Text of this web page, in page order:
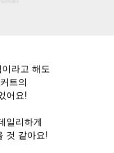
라고 해도
트의
어요!
일리하게
것 같아요!